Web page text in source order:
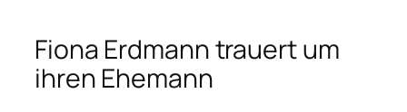
Fiona Erdmann trauert um
ihren Ehemann